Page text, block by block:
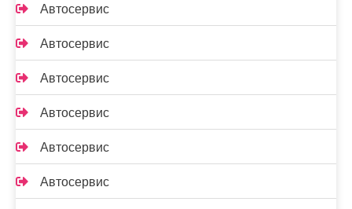
Автосервис
Автосервис
Автосервис
Автосервис
Автосервис
Автосервис